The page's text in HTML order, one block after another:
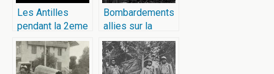
Les Antilles
pendant la 2eme
Guerre Mondiale
Bombardements
allies sur la
France